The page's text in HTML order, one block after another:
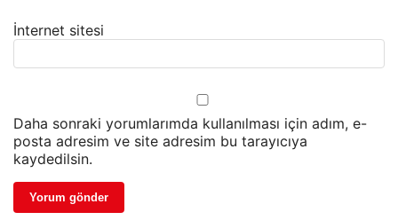
İnternet sitesi
Daha sonraki yorumlarımda kullanılması için adım, e-
posta adresim ve site adresim bu tarayıcıya
kaydedilsin.